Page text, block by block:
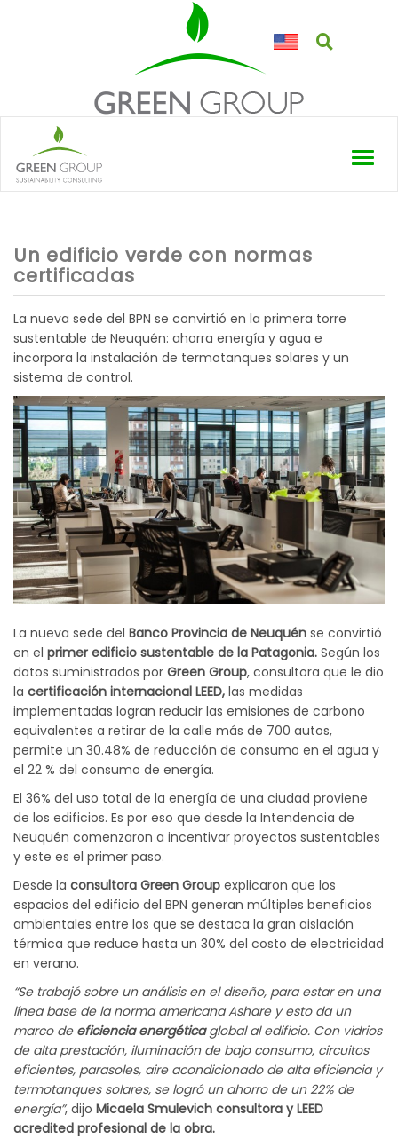
Un edificio verde con normas
certificadas
La nueva sede del BPN se convirtió en la primera torre
sustentable de Neuquén: ahorra energía y agua e
incorpora la instalación de termotanques solares y un
sistema de control.
La nueva sede del Banco Provincia de Neuquén se convirtió
en el primer edificio sustentable de la Patagonia. Según los
datos suministrados por Green Group, consultora que le dio
la certificación internacional LEED, las medidas
implementadas logran reducir las emisiones de carbono
equivalentes a retirar de la calle más de 700 autos,
permite un 30.48% de reducción de consumo en el agua y
el 22 % del consumo de energía.
El 36% del uso total de la energía de una ciudad proviene
de los edificios. Es por eso que desde la Intendencia de
Neuquén comenzaron a incentivar proyectos sustentables
y este es el primer paso.
Desde la consultora Green Group explicaron que los
espacios del edificio del BPN generan múltiples beneficios
ambientales entre los que se destaca la gran aislación
térmica que reduce hasta un 30% del costo de electricidad
en verano.
“Se trabajó sobre un análisis en el diseño, para estar en una
línea base de la norma americana Ashare y esto da un
marco de eficiencia energéticaglobal al edificio. Con vidrios
de alta prestación, iluminación de bajo consumo, circuitos
eficientes, parasoles, aire acondicionado de alta eficiencia y
termotanques solares, se logró un ahorro de un 22% de
energía”, dijo Micaela Smulevich consultora y LEED
acredited profesional de la obra.